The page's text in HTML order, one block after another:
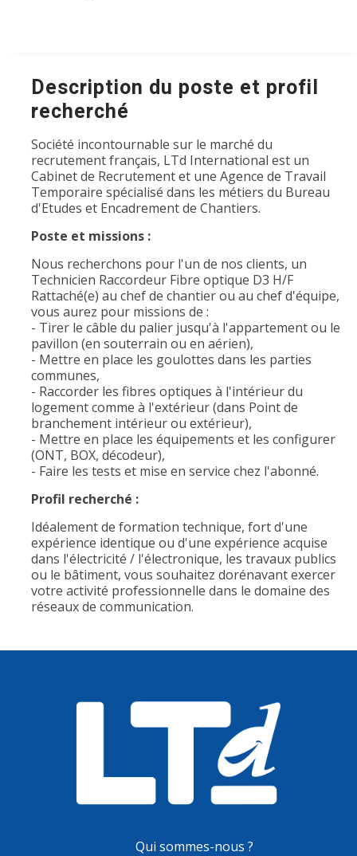
Description du poste et profil
recherché
Société incontournable sur le marché du
recrutement français, LTd International est un
Cabinet de Recrutement et une Agence de Travail
Temporaire spécialisé dans les métiers du Bureau
d'Etudes et Encadrement de Chantiers.
Poste et missions :
Nous recherchons pour l'un de nos clients, un
Technicien Raccordeur Fibre optique D3 H/F
Rattaché(e) au chef de chantier ou au chef d'équipe,
vous aurez pour missions de :
- Tirer le câble du palier jusqu'à l'appartement ou le
pavillon (en souterrain ou en aérien),
- Mettre en place les goulottes dans les parties
communes,
- Raccorder les fibres optiques à l'intérieur du
logement comme à l'extérieur (dans Point de
branchement intérieur ou extérieur),
- Mettre en place les équipements et les configurer
(ONT, BOX, décodeur),
- Faire les tests et mise en service chez l'abonné.
Profil recherché :
Idéalement de formation technique, fort d'une
expérience identique ou d'une expérience acquise
dans l'électricité / l'électronique, les travaux publics
ou le bâtiment, vous souhaitez dorénavant exercer
votre activité professionnelle dans le domaine des
réseaux de communication.
Qui sommes-nous ?